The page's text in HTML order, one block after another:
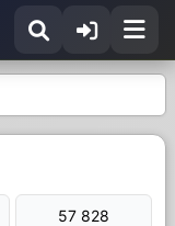
57 828